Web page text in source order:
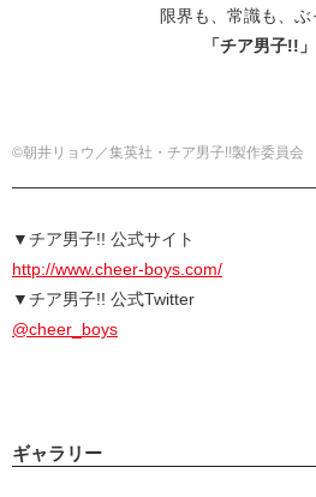
限界も、常識も、ぶ
「チア男子!!」
©朝井リョウ／集英社・チア男子!!製作委員会
▼チア男子!! 公式サイト
http://www.cheer-boys.com/
▼チア男子!! 公式Twitter
@cheer_boys
ギャラリー